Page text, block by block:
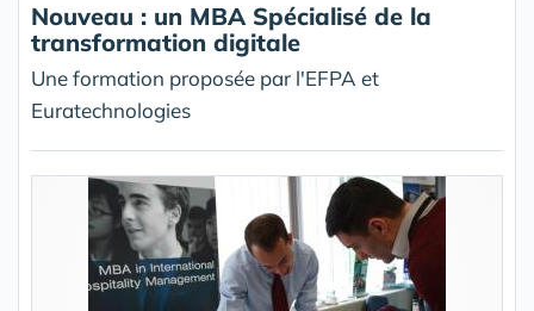
Nouveau : un MBA Spécialisé de la
transformation digitale
Une formation proposée par l'EFPA et
Euratechnologies